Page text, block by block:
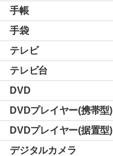
手帳
手袋
テレビ
テレビ台
DVD
DVDプレイヤー(携帯型)
DVDプレイヤー(据置型)
デジタルカメラ